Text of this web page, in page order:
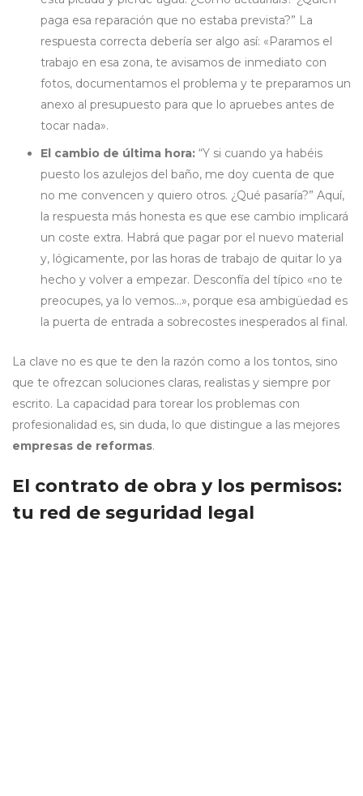
paga esa reparación que no estaba prevista?” La
respuesta correcta debería ser algo así: «Paramos el
trabajo en esa zona, te avisamos de inmediato con
fotos, documentamos el problema y te preparamos un
anexo al presupuesto para que lo apruebes antes de
tocar nada».
El cambio de última hora: “Y si cuando ya habéis
puesto los azulejos del baño, me doy cuenta de que
no me convencen y quiero otros. ¿Qué pasaría?” Aquí,
la respuesta más honesta es que ese cambio implicará
un coste extra. Habrá que pagar por el nuevo material
y, lógicamente, por las horas de trabajo de quitar lo ya
hecho y volver a empezar. Desconfía del típico «no te
preocupes, ya lo vemos…», porque esa ambigüedad es
la puerta de entrada a sobrecostes inesperados al final.
La clave no es que te den la razón como a los tontos, sino
que te ofrezcan soluciones claras, realistas y siempre por
escrito. La capacidad para torear los problemas con
profesionalidad es, sin duda, lo que distingue a las mejores
empresas de reformas.
El contrato de obra y los permisos:
tu red de seguridad legal